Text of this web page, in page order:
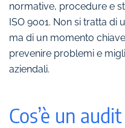
normative, procedure e
ISO 9001. Non si tratta di
ma di un momento
prevenire problemi e
aziendali.
Cos’è un